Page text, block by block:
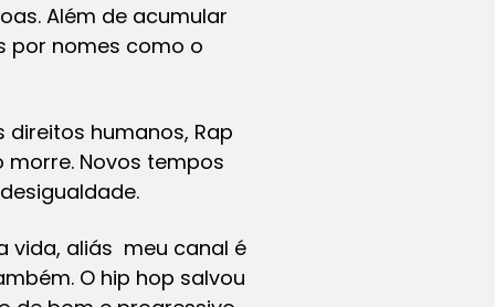
Além de acumular
por nomes como o
direitos humanos, Rap
Novos tempos
vida, aliás meu canal é
O hip hop salvou